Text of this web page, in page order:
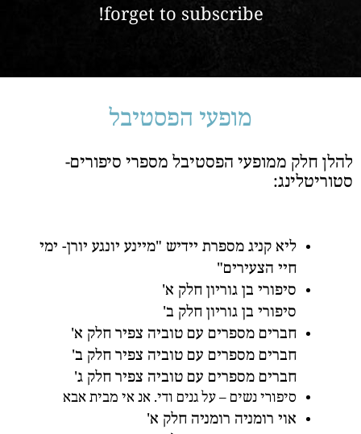
forget to subscribe!
מופעי הפסטיבל
להלן חלק ממופעי הפסטיבל מספרי סיפורים-
סטוריטלינג:
ליא קניג מספרת יידיש "מיינע יונגע יורן- ימי
חיי הצעירים"
סיפורי בן גוריון חלק א'
סיפורי בן גוריון חלק ב'
חברים מספרים עם טוביה צפיר חלק א'
חברים מספרים עם טוביה צפיר חלק ב'
חברים מספרים עם טוביה צפיר חלק ג'
סיפורי נשים – על גנים ודי. אנ אי מבית אבא
אוי רומניה רומניה חלק א'